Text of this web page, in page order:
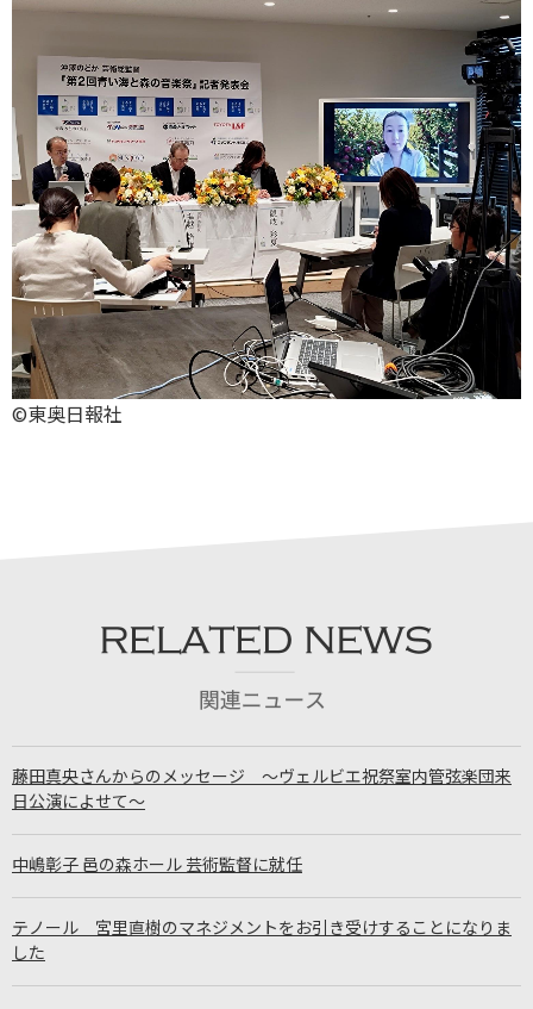
©東奥日報社
藤田真央さんからのメッセージ ～ヴェルビエ祝祭室内管弦楽団来
日公演によせて～
中嶋彰子 邑の森ホール 芸術監督に就任
テノール 宮里直樹のマネジメントをお引き受けすることになりま
した